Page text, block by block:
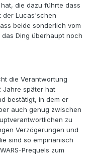
die dazu führte dass
der Lucas'schen
beide sonderlich vom
Ding überhaupt noch
die Verantwortung
Jahre später hat
bestätigt, in dem er
auch genug zwischen
zu
Verzögerungen und
sind so empirianisch
Prequels zum